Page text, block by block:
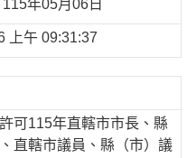
年05月06日
上午 09:31:37
可115年直轄市市長、縣
、直轄市議員、縣（市）議